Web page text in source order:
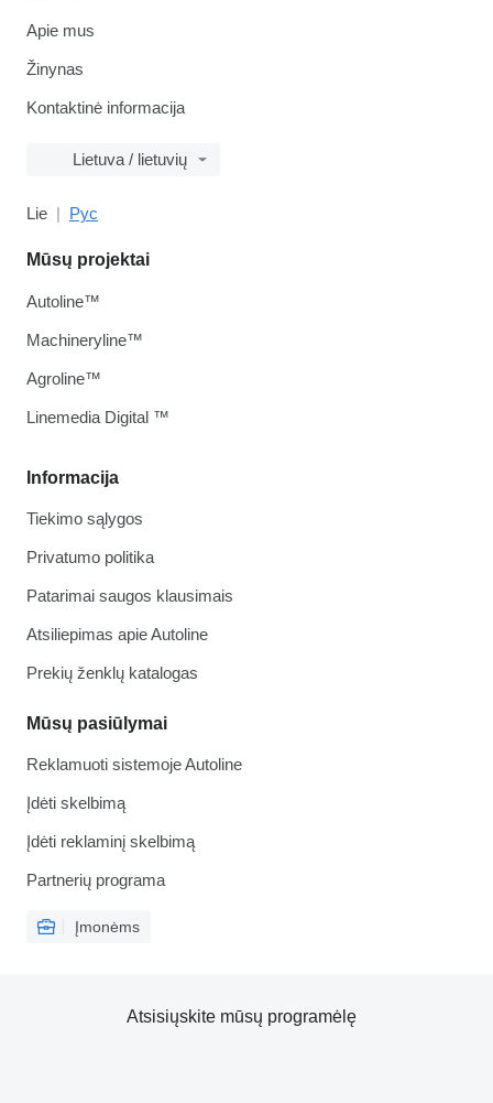
Apie mus
Žinynas
Kontaktinė informacija
Lietuva / lietuvių
Lie Рус
Informacija
Tiekimo sąlygos
Privatumo politika
Patarimai saugos klausimais
Atsiliepimas apie Autoline
Prekių ženklų katalogas
Mūsų pasiūlymai
Reklamuoti sistemoje Autoline
Įdėti skelbimą
Įdėti reklaminį skelbimą
Partnerių programa
Įmonėms
Mūsų projektai
Autoline™
Machineryline™
Agroline™
Linemedia Digital ™
Atsisiųskite mūsų programėlę